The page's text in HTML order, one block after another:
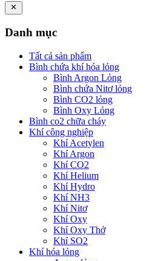
Danh mục
Tất cả sản phẩm
Bình chứa khí hóa lỏng
Bình Argon Lỏng
Bình chứa Nitơ lỏng
Bình CO2 lỏng
Bình Oxy Lỏng
Bình co2 chữa cháy
Khí công nghiệp
Khí Acetylen
Khí Argon
Khí CO2
Khí Helium
Khí Hydro
Khí NH3
Khí Nitơ
Khí Oxy
Khí Oxy Thở
Khí SO2
Khí hóa lỏng